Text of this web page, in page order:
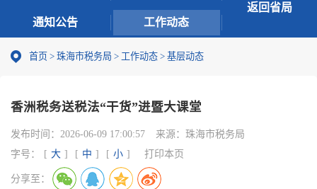
通知公告 工作动态
返回省局
首页 > 珠海市税务局 > 工作动态 > 基层动态
香洲税务送税法“干货”进暨大课堂
发布时间： 2026-06-09 17:00:57 来源： 珠海市税务局
字号：
[ 大 ] [ 中 ] [ 小 ] 打印本页
分享至：